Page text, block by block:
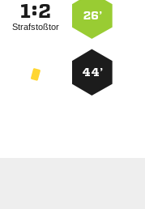
26’
:
Strafstoßtor
44’